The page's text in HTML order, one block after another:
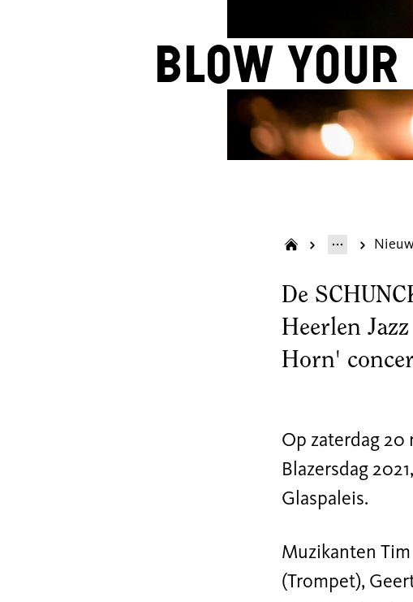
Blow your
De
Heerlen
Horn'
Op zaterdag 20
Blazersdag
Glaspaleis.
Muzikanten Tim
(Trompet),